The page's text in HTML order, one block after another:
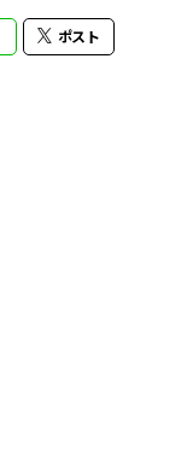
ポスト